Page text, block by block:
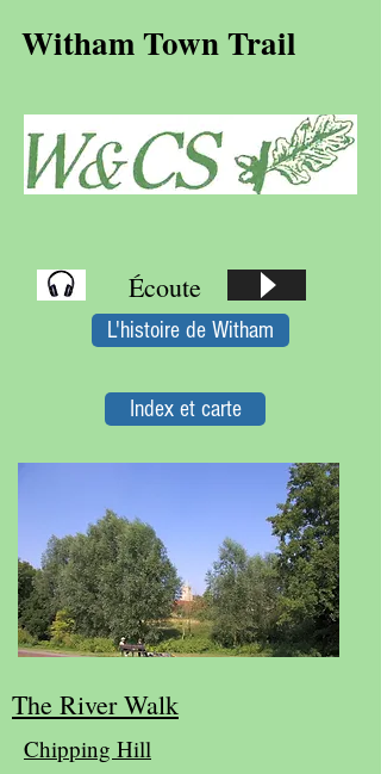
Witham Town Trail
The River Walk
L'histoire de Witham
Index et carte
Écoute
Chipping Hill